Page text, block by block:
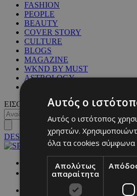
FASHION
PEOPLE
BEAUTY
COVER STORY
CULTURE
BLOGS
MAGAZINE
WKND BY MUST
ASTROLOGY
ΕΙΣΟΔΟΣ
DESKTOP
NETWORK:
Αυτός ο
Αυτός ο ιστότοπος
χρηστών.
όλα τα cookies σύμφωνα
Απολύτως
απαραίτητα